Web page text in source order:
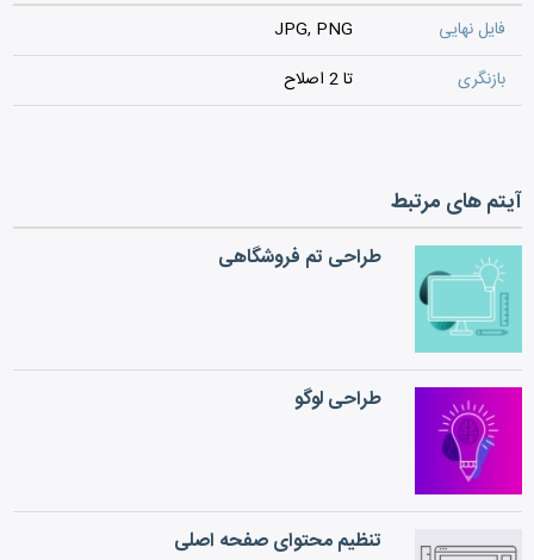
فایل نهایی
JPG, PNG
بازنگری
تا 2 اصلاح
آیتم های مرتبط
طراحی تم فروشگاهی
طراحی لوگو
تنظیم محتوای صفحه اصلی